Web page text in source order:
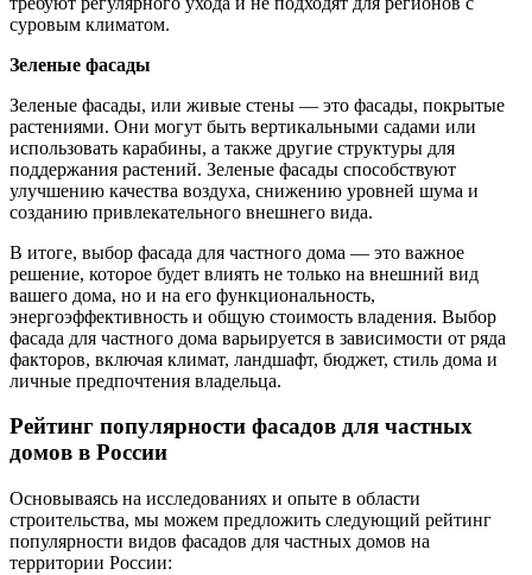
суровым климатом.
Зеленые фасады
Зеленые фасады, или живые стены — это фасады, покрытые
растениями. Они могут быть вертикальными садами или
использовать карабины, а также другие структуры для
поддержания растений. Зеленые фасады способствуют
улучшению качества воздуха, снижению уровней шума и
созданию привлекательного внешнего вида.
В итоге, выбор фасада для частного дома — это важное
решение, которое будет влиять не только на внешний вид
вашего дома, но и на его функциональность,
энергоэффективность и общую стоимость владения. Выбор
фасада для частного дома варьируется в зависимости от ряда
факторов, включая климат, ландшафт, бюджет, стиль дома и
личные предпочтения владельца.
Рейтинг популярности фасадов для частных
домов в России
Основываясь на исследованиях и опыте в области
строительства, мы можем предложить следующий рейтинг
популярности видов фасадов для частных домов на
территории России: